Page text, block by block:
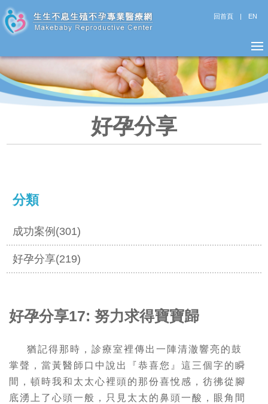
回首頁| EN
好孕分享
分類
成功案例(301)
好孕分享(219)
好孕分享17: 努力求得寶寶歸
猶記得那時，診療室裡傳出一陣清澈響亮的鼓
掌聲，當黃醫師口中說出『恭喜您』這三個字的瞬
間，頓時我和太太心裡頭的那份喜悅感，彷彿從腳
底湧上了心頭一般，只見太太的鼻頭一酸，眼角間